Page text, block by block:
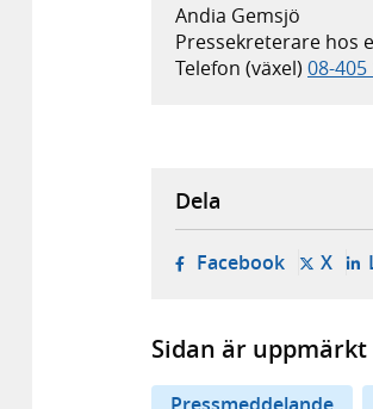
Andia Gemsjö
Pressekreterare hos
Telefon (växel) 08-405
Dela
Facebook- öppnas
X-
Sidan är